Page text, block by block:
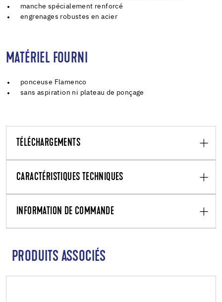
manche spécialement renforcé
engrenages robustes en acier
MATÉRIEL FOURNI
ponceuse Flamenco
sans aspiration ni plateau de ponçage
TÉLÉCHARGEMENTS
CARACTÉRISTIQUES TECHNIQUES
INFORMATION DE COMMANDE
PRODUITS ASSOCIÉS